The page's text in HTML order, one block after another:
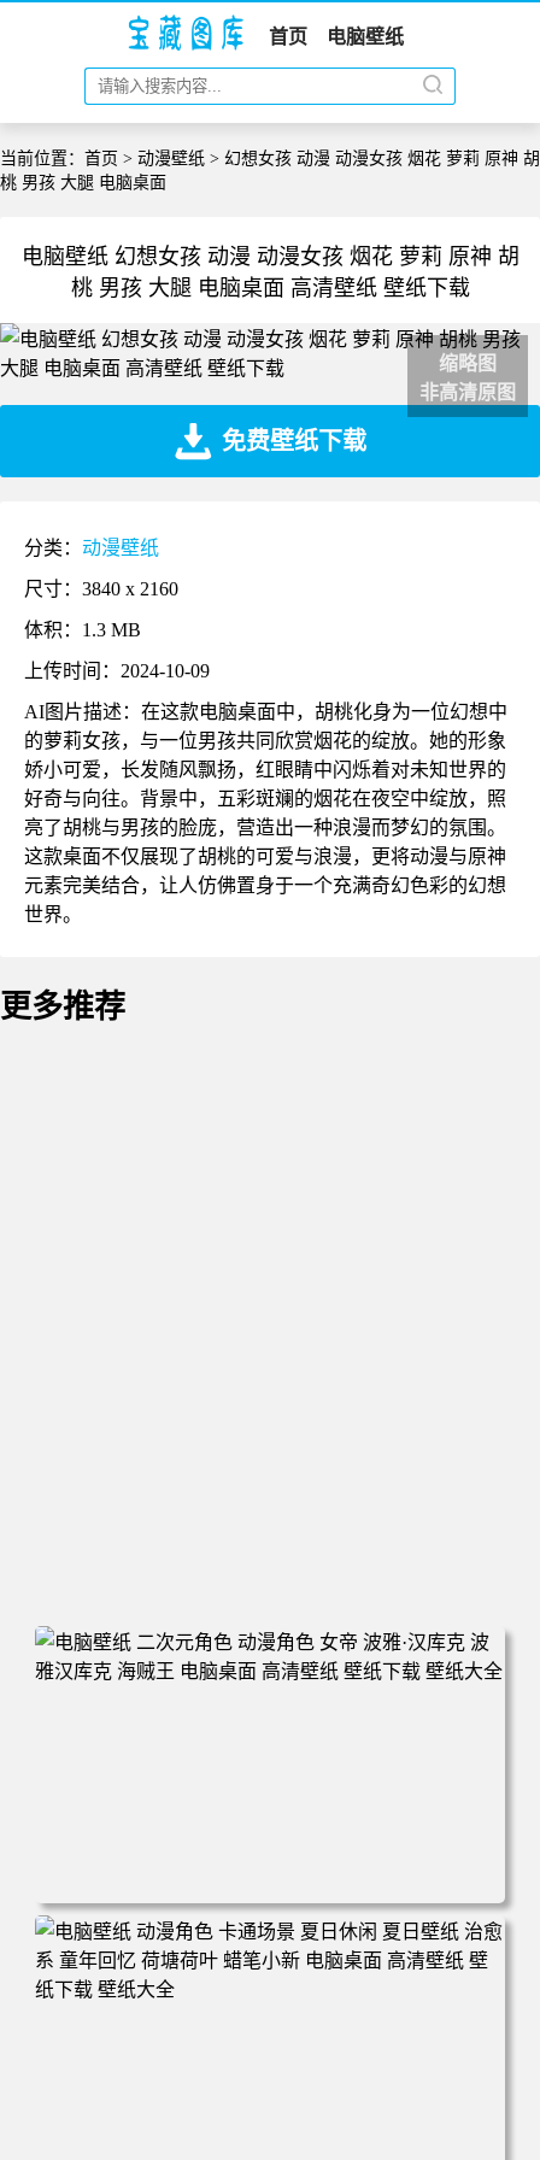
首页 电脑壁纸
当前位置： 首页 > 动漫壁纸 > 幻想女孩 动漫 动漫女孩 烟花 萝莉 原神 胡
桃 男孩 大腿 电脑桌面
电脑壁纸 幻想女孩 动漫 动漫女孩 烟花 萝莉 原神 胡
桃 男孩 大腿 电脑桌面 高清壁纸 壁纸下载
缩略图
非高清原图
免费壁纸下载
分类： 动漫壁纸
尺寸：3840 x 2160
体积：1.3 MB
上传时间：2024-10-09
AI图片描述：在这款电脑桌面中，胡桃化身为一位幻想中
的萝莉女孩，与一位男孩共同欣赏烟花的绽放。她的形象
娇小可爱，长发随风飘扬，红眼睛中闪烁着对未知世界的
好奇与向往。背景中，五彩斑斓的烟花在夜空中绽放，照
亮了胡桃与男孩的脸庞，营造出一种浪漫而梦幻的氛围。
这款桌面不仅展现了胡桃的可爱与浪漫，更将动漫与原神
元素完美结合，让人仿佛置身于一个充满奇幻色彩的幻想
世界。
更多推荐
电脑壁纸 二次元角色 动漫角色 女帝 波雅·汉库克 波雅汉库
克 海贼王 电脑桌面 高清壁纸 壁纸下载 壁纸大全